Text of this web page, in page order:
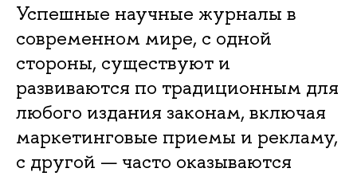
Успешные научные журналы в
современном мире, с одной
стороны, существуют и
развиваются по традиционным для
любого издания законам, включая
маркетинговые приемы и рекламу,
с другой — часто оказываются